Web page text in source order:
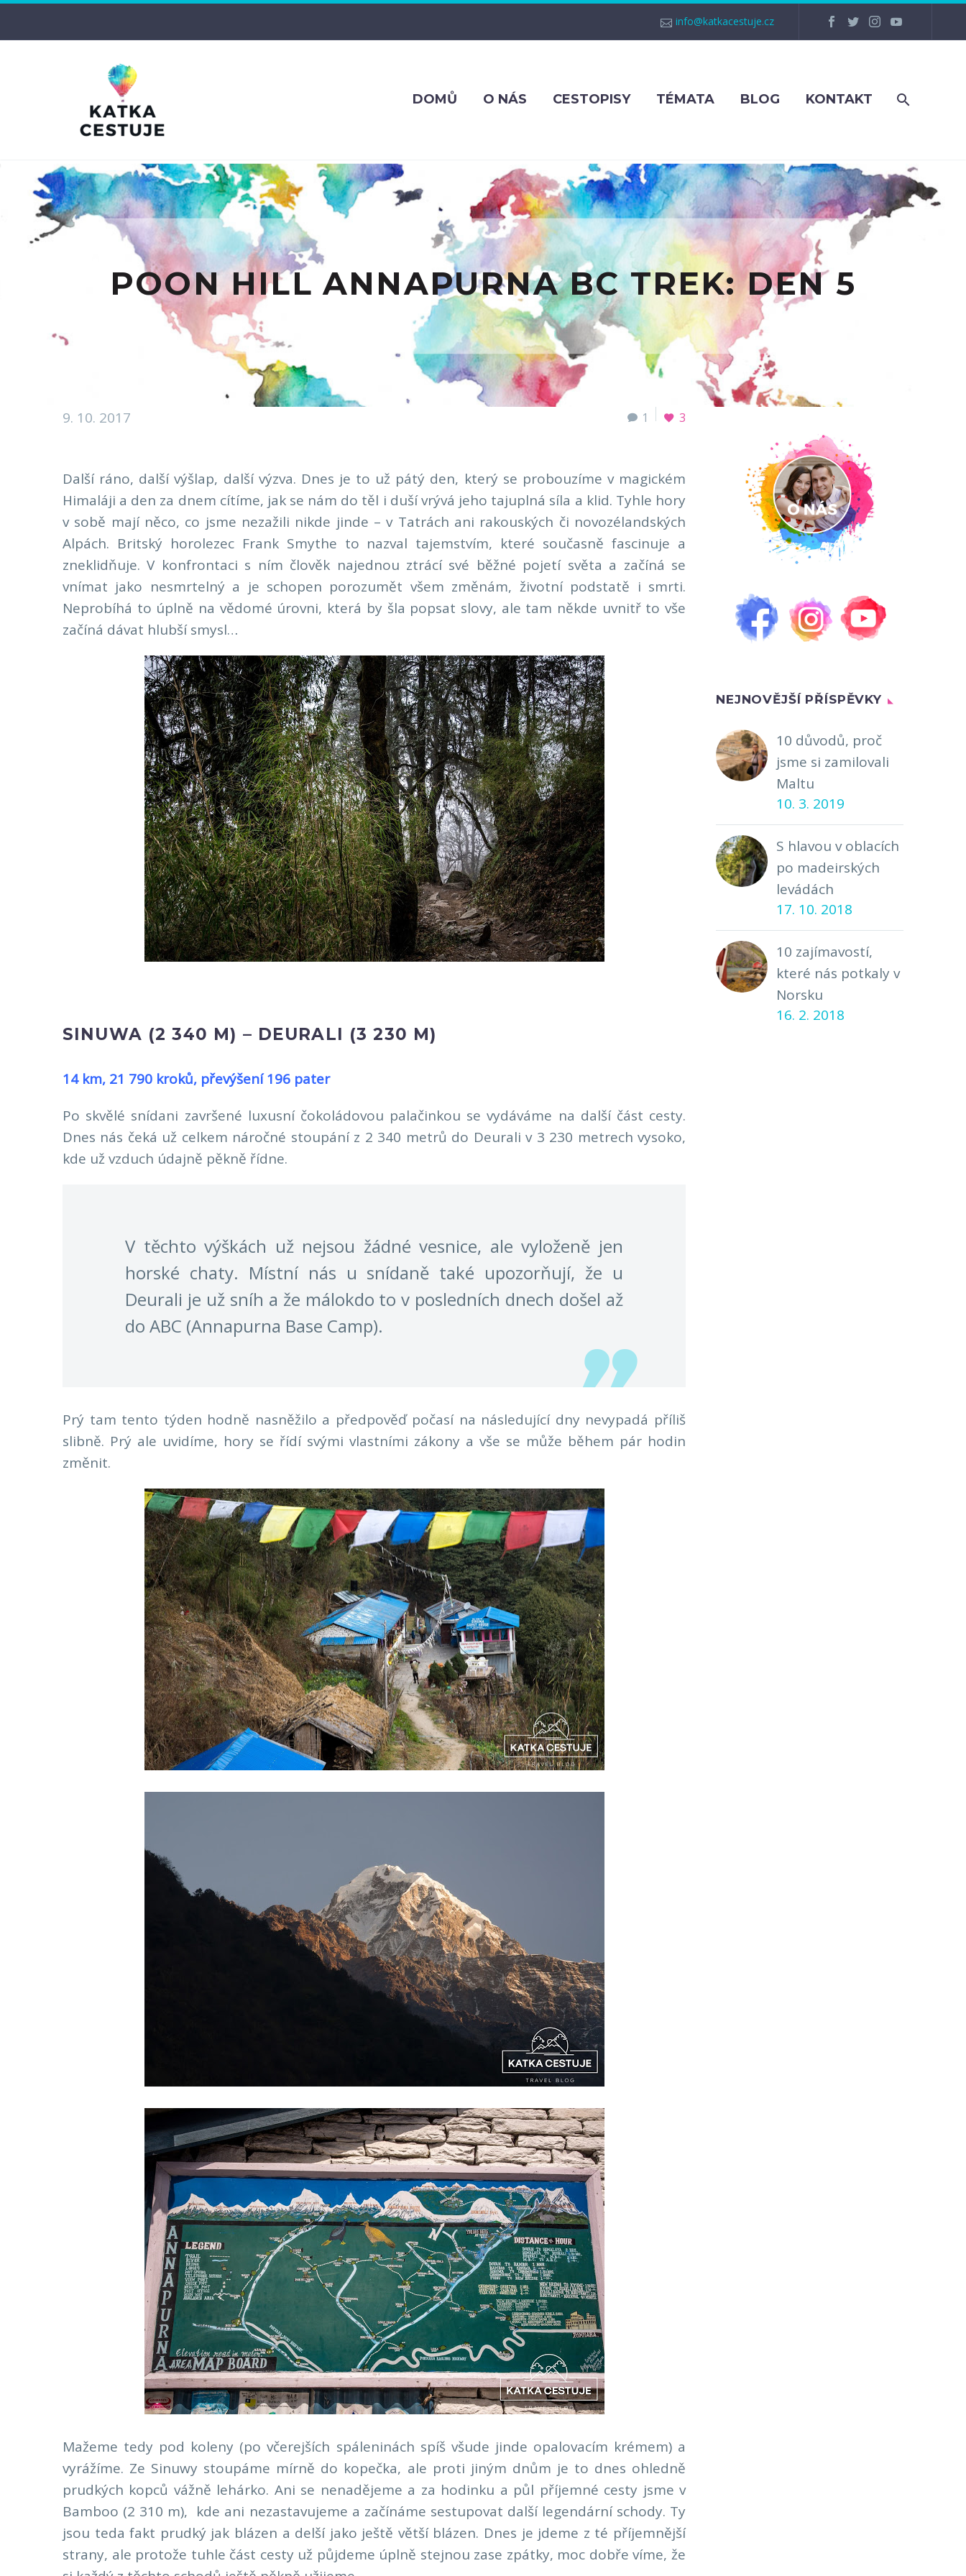
info@katkacestuje.cz
DOMŮ O NÁS CESTOPISY TÉMATA BLOG KONTAKT
POON HILL ANNAPURNA BC TREK: DEN 5
1 3
9. 10. 2017
Další ráno, další výšlap, další výzva. Dnes je to už pátý den, který se probouzíme v magickém
Himaláji a den za dnem cítíme, jak se nám do těl i duší vrývá jeho tajuplná síla a klid. Tyhle hory
v sobě mají něco, co jsme nezažili nikde jinde – v Tatrách ani rakouských či novozélandských
Alpách. Britský horolezec Frank Smythe to nazval tajemstvím, které současně fascinuje a
zneklidňuje. V konfrontaci s ním člověk najednou ztrácí své běžné pojetí světa a začíná se
vnímat jako nesmrtelný a je schopen porozumět všem změnám, životní podstatě i smrti.
Neprobíhá to úplně na vědomé úrovni, která by šla popsat slovy, ale tam někde uvnitř to vše
začíná dávat hlubší smysl…
SINUWA (2 340 M) – DEURALI (3 230 M)
14 km, 21 790 kroků, převýšení 196 pater
Po skvělé snídani završené luxusní čokoládovou palačinkou se vydáváme na další část cesty.
Dnes nás čeká už celkem náročné stoupání z 2 340 metrů do Deurali v 3 230 metrech vysoko,
kde už vzduch údajně pěkně řídne.
V těchto výškách už nejsou žádné vesnice, ale vyloženě jen
horské chaty. Místní nás u snídaně také upozorňují, že u
Deurali je už sníh a že málokdo to v posledních dnech došel až
do ABC (Annapurna Base Camp).
Prý tam tento týden hodně nasněžilo a předpověď počasí na následující dny nevypadá příliš
slibně. Prý ale uvidíme, hory se řídí svými vlastními zákony a vše se může během pár hodin
změnit.
Mažeme tedy pod koleny (po včerejších spáleninách spíš všude jinde opalovacím krémem) a
vyrážíme. Ze Sinuwy stoupáme mírně do kopečka, ale proti jiným dnům je to dnes ohledně
prudkých kopců vážně lehárko. Ani se nenadějeme a za hodinku a půl příjemné cesty jsme v
Bamboo (2 310 m), kde ani nezastavujeme a začínáme sestupovat další legendární schody. Ty
jsou teda fakt prudký jak blázen a delší jako ještě větší blázen. Dnes je jdeme z té příjemnější
strany, ale protože tuhle část cesty už půjdeme úplně stejnou zase zpátky, moc dobře víme, že
NEJNOVĚJŠÍ PŘÍSPĚVKY
10 důvodů, proč
jsme si zamilovali
Maltu
10. 3. 2019
S hlavou v oblacích
po madeirských
levádách
17. 10. 2018
10 zajímavostí,
které nás potkaly v
Norsku
16. 2. 2018